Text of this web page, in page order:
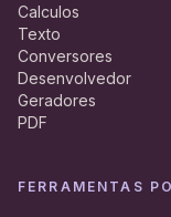
Calculos
Texto
Conversores
Desenvolvedor
Geradores
PDF
FERRAMENTAS